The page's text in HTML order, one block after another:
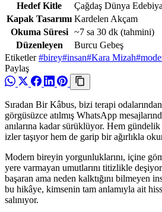
Hedef Kitle
Çağdaş Dünya
Kapak Tasarımı Kardelen Akçam
Okuma Süresi
~7 sa 30 dk (tahmini)
Düzenleyen
Burcu Gebeş
Etiketler #birey#insan#Kara Mizah
Paylaş
Sıradan Bir Kâbus, bizi terapi
görgüsüzce atılmış WhatsApp
anılarına kadar sürüklüyor. Hem gündelik
izler taşıyor hem de garip bir ağırlıkla
Modern bireyin yorgunluklarını, içine
yere varmayan umutlarını titizlikle
başaran ama neden kalktığını bilmeyen
bu hikâye, kimsenin tam anlamıyla ait
salınıyor.